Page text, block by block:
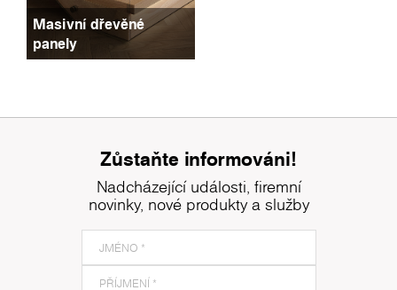
Masivní dřevěné
panely
Zůstaňte informováni!
Nadcházející události, firemní
novinky, nové produkty a služby